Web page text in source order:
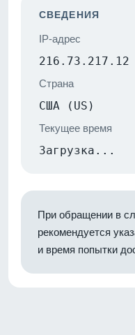
СВЕДЕНИЯ
IP-адрес
216.73.217.12
Страна
США (US)
Текущее время
Загрузка...
При обращении в
рекомендуется
и время попытки